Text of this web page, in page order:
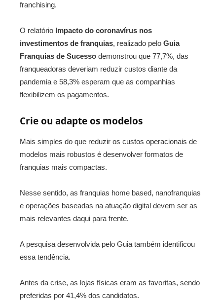
franchising.
O relatório Impacto do coronavírus nos
investimentos de franquias, realizado pelo Guia
Franquias de Sucesso demonstrou que 77,7%, das
franqueadoras deveriam reduzir custos diante da
pandemia e 58,3% esperam que as companhias
flexibilizem os pagamentos.
Crie ou adapte os modelos
Mais simples do que reduzir os custos operacionais de
modelos mais robustos é desenvolver formatos de
franquias mais compactas.
Nesse sentido, as franquias home based, nanofranquias
e operações baseadas na atuação digital devem ser as
mais relevantes daqui para frente.
A pesquisa desenvolvida pelo Guia também identificou
essa tendência.
Antes da crise, as lojas físicas eram as favoritas, sendo
preferidas por 41,4% dos candidatos.